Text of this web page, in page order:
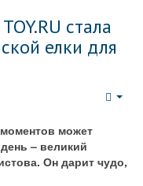
стала
елки для
может
– великий
Он дарит чудо,